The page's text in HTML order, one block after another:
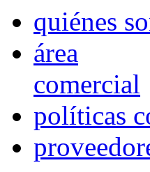
quiénes
área
comercial
políticas